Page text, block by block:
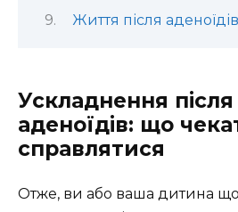
Життя після аденоїдів
Ускладнення
аденоїдів: що
справлятися
Отже, ви або ваша дитина